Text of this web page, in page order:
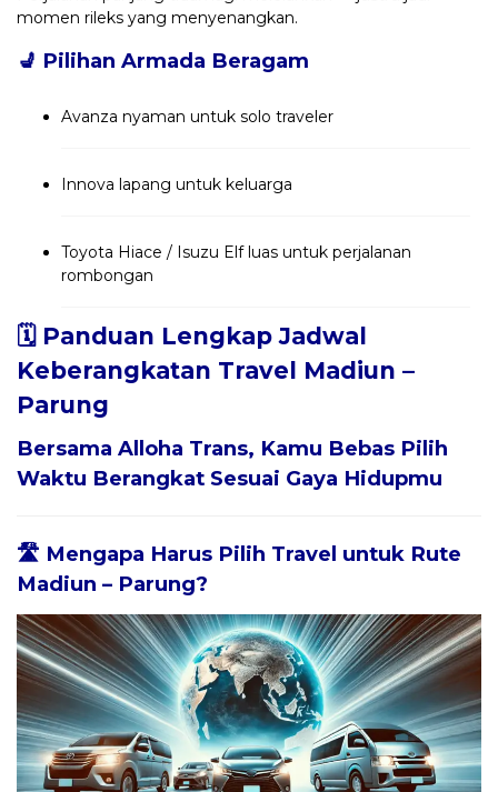
momen rileks yang menyenangkan.
💺 Pilihan Armada Beragam
Avanza nyaman untuk solo traveler
Innova lapang untuk keluarga
Toyota Hiace / Isuzu Elf luas untuk perjalanan
rombongan
🗓️ Panduan Lengkap Jadwal
Keberangkatan Travel Madiun –
Parung
Bersama Alloha Trans, Kamu Bebas Pilih
Waktu Berangkat Sesuai Gaya Hidupmu
🛣️ Mengapa Harus Pilih Travel untuk Rute
Madiun – Parung?